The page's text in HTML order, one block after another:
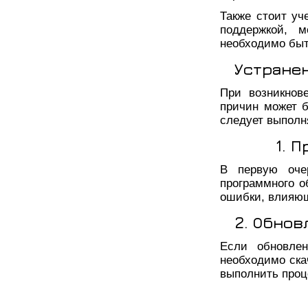
Также стоит
поддержкой,
необходимо
При
причин может
следует
1.
В первую
программного
ошибки,
2.
Если
необходимо
выполнить